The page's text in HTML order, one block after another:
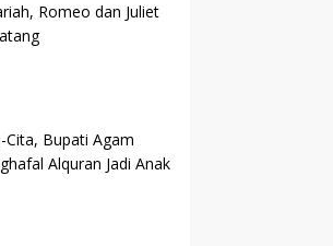
Romeo dan Juliet
Cita, Bupati Agam
Alquran Jadi Anak